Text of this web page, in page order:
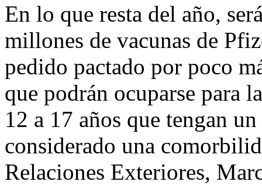
En lo que resta del año,
millones de vacunas de
pedido pactado por poco
que podrán ocuparse para
12 a 17 años que tengan
considerado una
Relaciones Exteriores,